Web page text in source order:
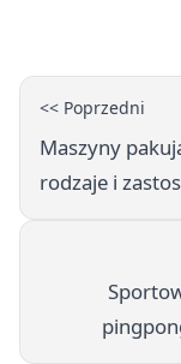
<< Poprzedni
Maszyny
rodzaje i